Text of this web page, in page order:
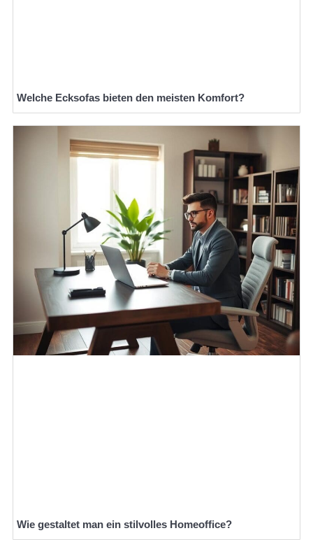
Welche Ecksofas bieten den meisten Komfort?
Wie gestaltet man ein stilvolles Homeoffice?